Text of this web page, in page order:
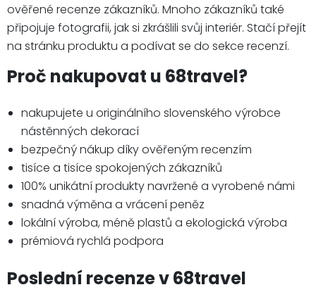
ověřené recenze zákazníků. Mnoho zákazníků také
připojuje fotografii, jak si zkrášlili svůj interiér. Stačí přejít
na stránku produktu a podívat se do sekce recenzí.
Proč nakupovat u 68travel?
nakupujete u originálního slovenského výrobce
nástěnných dekorací
bezpečný nákup díky ověřeným recenzím
tisíce a tisíce spokojených zákazníků
100% unikátní produkty navržené a vyrobené námi
snadná výměna a vrácení peněz
lokální výroba, méně plastů a ekologická výroba
prémiová rychlá podpora
Poslední recenze v 68travel